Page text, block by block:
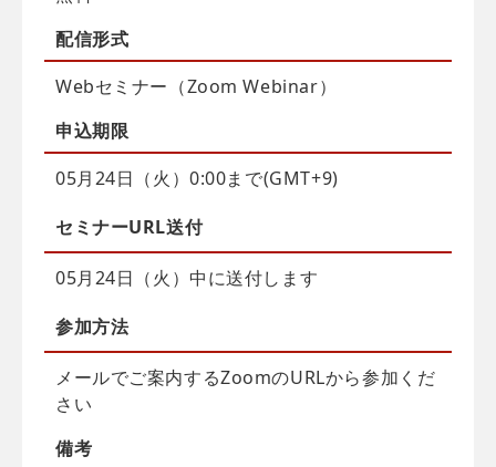
配信形式
Webセミナー（Zoom Webinar）
申込期限
05月24日（火）0:00まで(GMT+9)
セミナーURL送付
05月24日（火）中に送付します
参加方法
メールでご案内するZoomのURLから参加くだ
さい
備考